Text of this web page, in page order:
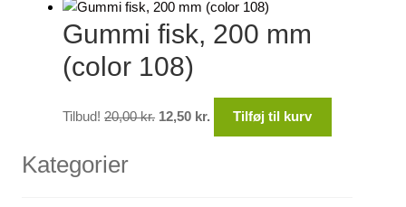
pris
var:
35,00 kr..
pris
er:
Gummi fisk, 200 mm
(color 108)
Tilbud! 20,00kr. 12,50 kr. Tilføj til kurv
Kategorier